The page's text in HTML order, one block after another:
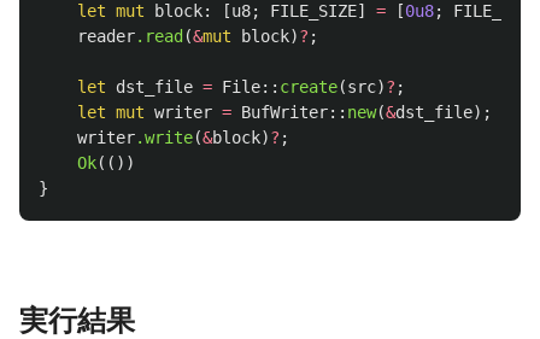
let mut block: [u8; FILE_SIZE] = [0u8;
FILE_SIZE
reader.read (&mut block)? ;
let dst_file = File:: create(src)? ;
let mut writer = BufWriter:: new(&dst_file);
writer.write(&block)? ;
Ok(())
}
実行結果